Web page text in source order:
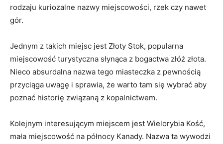
rodzaju kuriozalne⁣ nazwy miejscowości, ⁣rzek czy nawet⁤
gór.
Jednym⁢ z takich ‌miejsc jest Złoty⁣ Stok, popularna
miejscowość turystyczna słynąca z bogactwa złóż złota.
Nieco absurdalna nazwa tego miasteczka z pewnością
przyciąga ‌uwagę i⁤ sprawia, że warto tam się wybrać aby
poznać⁢ historię związaną z kopalnictwem.
Kolejnym interesującym miejscem ​jest Wielorybia Kość,
mała miejscowość na północy Kanady. Nazwa ta wywodzi